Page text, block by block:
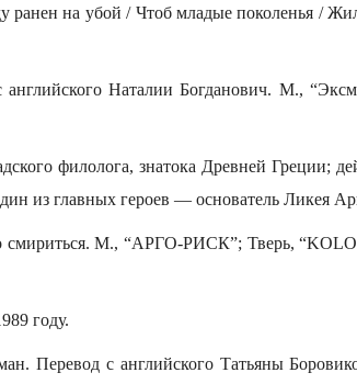
ранен на убой / Чтоб младые поколенья /
Наталии Богданович. М.,
филолога, знатока Древней Греции;
из главных героев — основатель Ликея
М., “АРГО-РИСК”; Тверь,
году.
Перевод с английского Татьяны